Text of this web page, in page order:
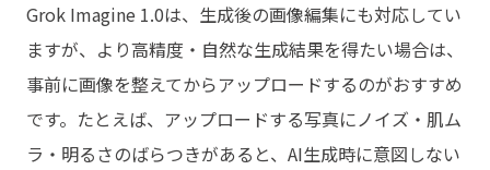
Grok Imagine 1.0は、生成後の画像編集にも対応してい
ますが、より高精度・自然な生成結果を得たい場合は、
事前に画像を整えてからアップロードするのがおすすめ
です。たとえば、アップロードする写真にノイズ・肌ム
ラ・明るさのばらつきがあると、AI生成時に意図しない